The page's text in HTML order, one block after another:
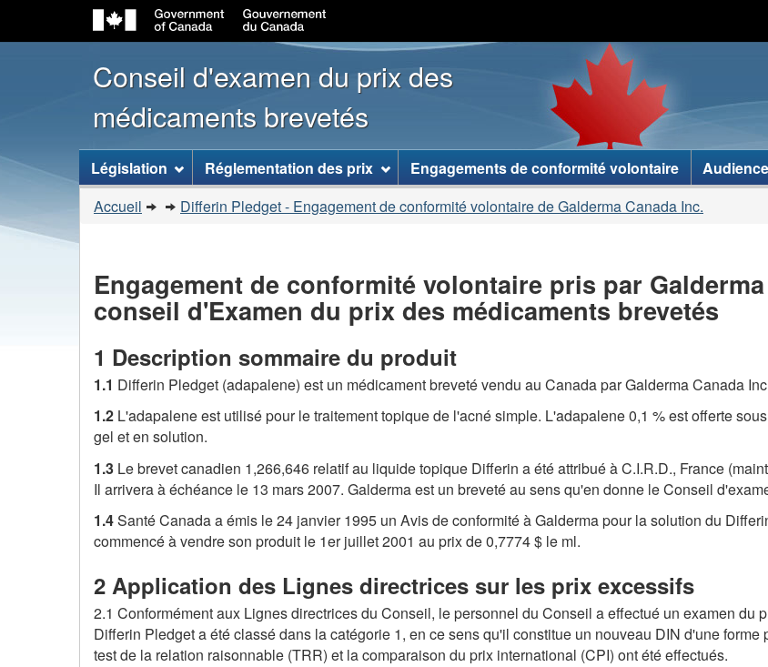
au
contenu
principal
�
� �
propos
site �
HTML
simplifiée
Conseil d'examen du prix des
médicaments brevetés
[ENGLISH_LABEL_SITEMENU]
Législation Réglementation des prix Engagements de conformité volontaire
�tes
Accueil Differin Pledget - Engagement de conformité volontaire de Galderma Canada Inc.
Engagement de conformité volontaire pris par
conseil d'Examen du prix des médicaments brevetés
1 Description sommaire du produit
1.1 Differin Pledget (adapalene) est un médicament breveté vendu au Canada par Galderma Canada
1.2 L'adapalene est utilisé pour le traitement topique de l'acné simple. L'adapalene 0,1 % est offerte
gel et en solution.
1.3 Le brevet canadien 1,266,646 relatif au liquide topique Differin a été attribué à C.I.R.D., France
Il arrivera à échéance le 13 mars 2007. Galderma est un breveté au sens qu'en donne le Conseil
1.4Santé Canada a émis le 24 janvier 1995 un Avis de conformité à Galderma pour la solution du
commencé à vendre son produit le 1er juillet 2001 au prix de 0,7774 $ le ml.
2 Application des Lignes directrices sur les prix excessifs
2.1 Conformément aux Lignes directrices du Conseil, le personnel du Conseil a effectué un examen du
Differin Pledget a été classé dans la catégorie 1, en ce sens qu'il constitue un nouveau DIN d'une
test de la relation raisonnable (TRR) et la comparaison du prix international (CPI) ont été effectués.